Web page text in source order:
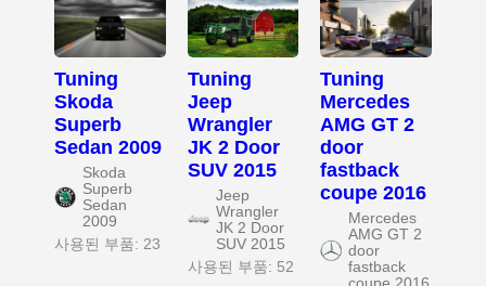
Tuning
Skoda
Superb
Sedan 2009
Skoda
Superb
Sedan
2009
사용된 부품: 23
Tuning
Jeep
Wrangler
JK 2 Door
SUV 2015
Jeep
Wrangler
JK 2 Door
SUV 2015
사용된 부품: 52
Tuning
Mercedes
AMG GT 2
door
fastback
coupe 2016
Mercedes
AMG GT 2
door
fastback